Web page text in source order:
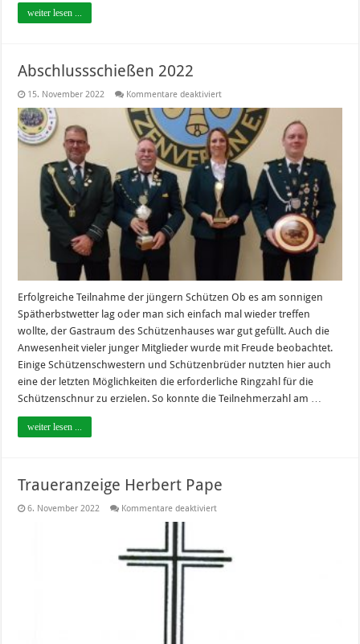
weiter lesen ...
Abschlussschießen 2022
15. November 2022 Kommentare deaktiviertfür
2022
Erfolgreiche Teilnahme der jüngern Schützen Ob es am sonnigen
Spätherbstwetter lag oder man sich einfach mal wieder treffen
wollte, der Gastraum des Schützenhauses war gut gefüllt. Auch die
Anwesenheit vieler junger Mitglieder wurde mit Freude beobachtet.
Einige Schützenschwestern und Schützenbrüder nutzten hier auch
eine der letzten Möglichkeiten die erforderliche Ringzahl für die
Schützenschnur zu erzielen. So konnte die Teilnehmerzahl am …
weiter lesen ...
Traueranzeige Herbert Pape
6. November 2022 Kommentare deaktiviertfür